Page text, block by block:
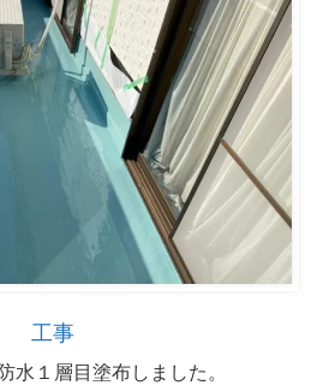
工事
水１層目塗布しました。